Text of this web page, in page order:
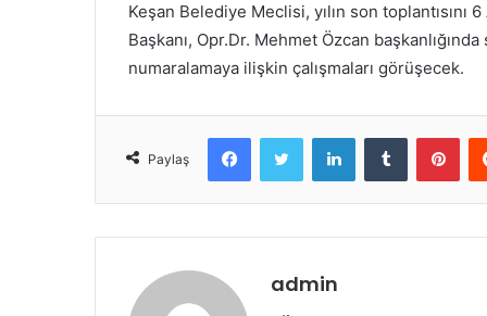
o
s
t
d
m
e
Keşan Belediye Meclisi, yılın son
Başkanı, Opr.Dr. Mehmet Özcan
numaralamaya ilişkin çalışmaları görüşecek.
Paylaş
admin